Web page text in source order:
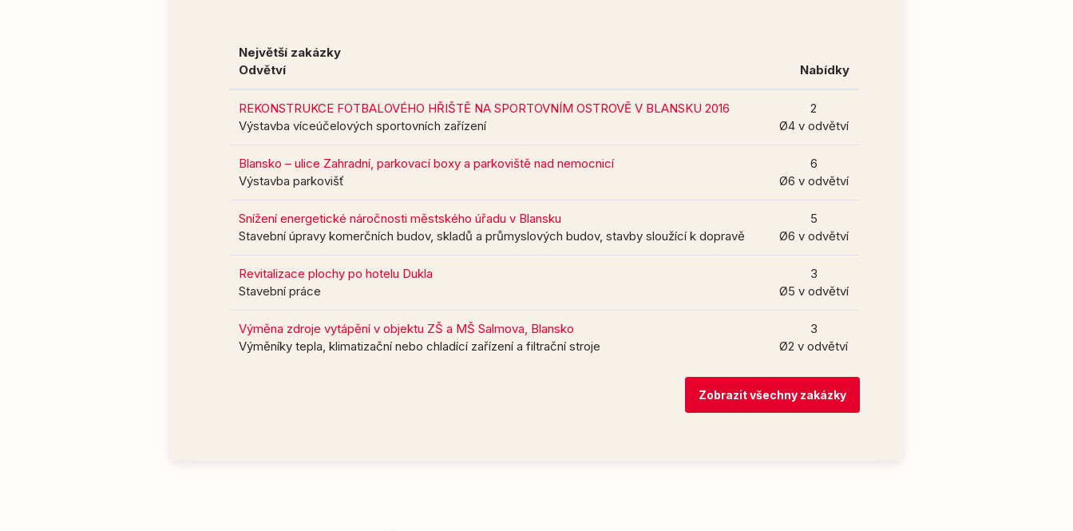
Největší zakázky
Odvětví
Nabídky
REKONSTRUKCE FOTBALOVÉHO HŘIŠTĚ NA SPORTOVNÍM OSTROVĚ V BLANSKU 2016
Výstavba víceúčelových sportovních zařízení
2
Ø4 v odvětví
Blansko – ulice Zahradní, parkovací boxy a parkoviště nad nemocnicí
Výstavba parkovišť
6
Ø6 v odvětví
Snížení energetické náročnosti městského úřadu v Blansku
Stavební úpravy komerčních budov, skladů a průmyslových budov, stavby sloužící k dopravě
5
Ø6 v odvětví
Revitalizace plochy po hotelu Dukla
Stavební práce
3
Ø5 v odvětví
Výměna zdroje vytápění v objektu ZŠ a MŠ Salmova, Blansko
Výměníky tepla, klimatizační nebo chladící zařízení a filtrační stroje
3
Ø2 v odvětví
Zobrazit všechny zakázky